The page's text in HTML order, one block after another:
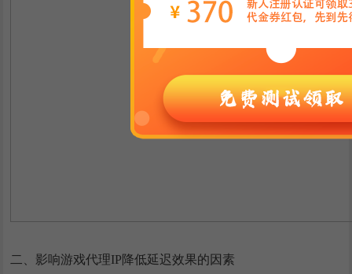
二、影响游戏代理IP降低延迟效果的因素